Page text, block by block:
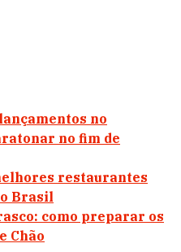
no
no fim de
restaurantes
Brasil
como preparar os
Chão